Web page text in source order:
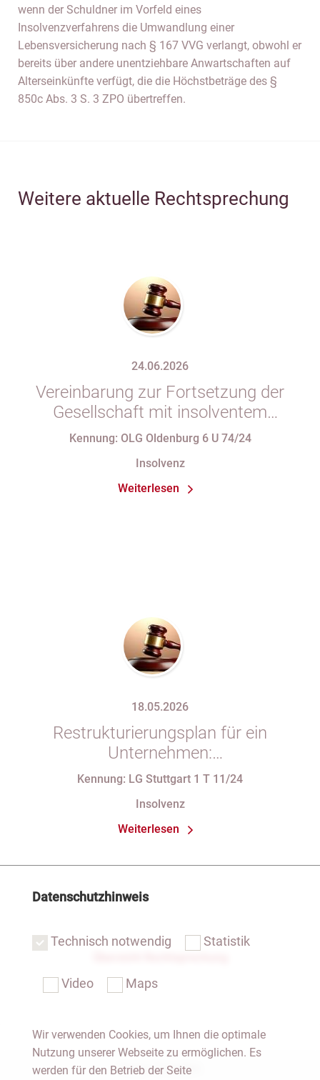
wenn der Schuldner im Vorfeld eines
Insolvenzverfahrens die Umwandlung einer
Lebensversicherung nach § 167 VVG verlangt, obwohl er
bereits über andere unentziehbare Anwartschaften auf
Alterseinkünfte verfügt, die die Höchstbeträge des §
850c Abs. 3 S. 3 ZPO übertreffen.
Weitere aktuelle Rechtsprechung
24.06.2026
Vereinbarung zur Fortsetzung der
Gesellschaft mit insolventem
Gesellschafter in Gesellschaftsvertrag
Kennung: OLG Oldenburg 6 U 74/24
Insolvenz
Weiterlesen
18.05.2026
Restrukturierungsplan für ein
Unternehmen:
Verfassungsbeschwerde gegen
Kennung: LG Stuttgart 1 T 11/24
Insolvenz
Weiterlesen
Notar Dresden
Datenschutzhinweis
Technisch notwendig Statistik
Video Maps
Wir verwenden Cookies, um Ihnen die optimale
Nutzung unserer Webseite zu ermöglichen. Es
werden für den Betrieb der Seite